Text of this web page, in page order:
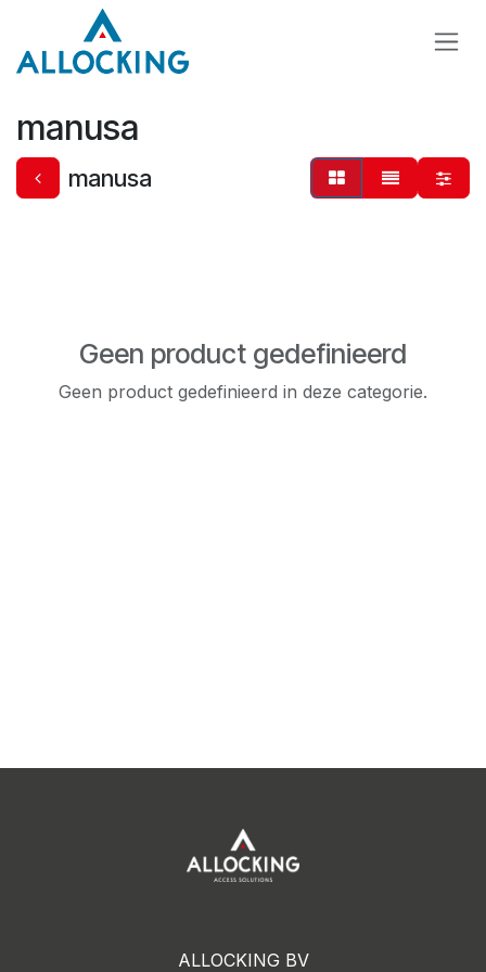
Overslaan naar inhoud
manusa
manusa
Geen product gedefinieerd
Geen product gedefinieerd in deze categorie.
ALLOCKING BV